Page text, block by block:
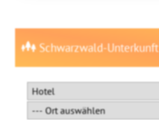
Schwarzwald-Unterkunft